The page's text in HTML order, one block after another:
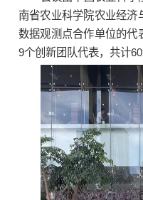
南省农业科学院农业经济
数据观测点合作单位的代
9个创新团队代表，共计